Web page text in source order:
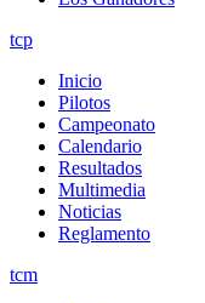
tcp
Inicio
Pilotos
Campeonato
Calendario
Resultados
Multimedia
Noticias
Reglamento
tcm